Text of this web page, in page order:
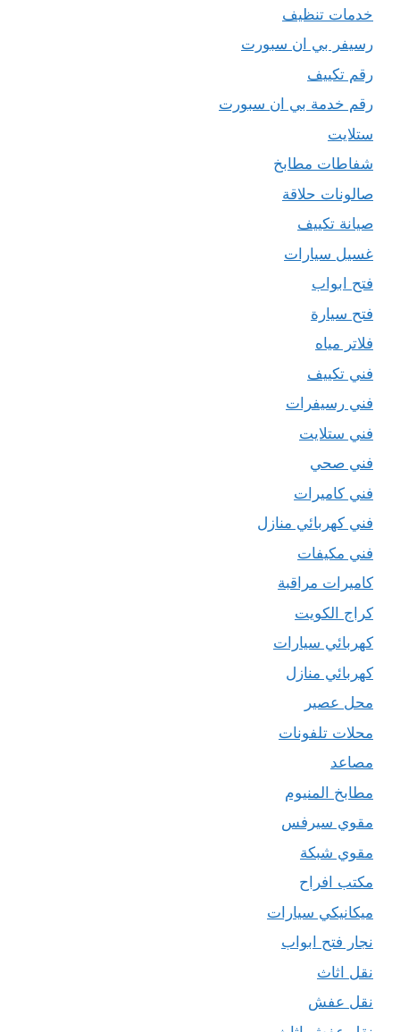
خدمات تنظيف
رسيفر بي ان سبورت
رقم تكييف
رقم خدمة بي ان سبورت
ستلايت
شفاطات مطابخ
صالونات حلاقة
صيانة تكييف
غسيل سيارات
فتح ابواب
فتح سيارة
فلاتر مياه
فني تكييف
فني رسيفرات
فني ستلايت
فني صحي
فني كاميرات
فني كهربائي منازل
فني مكيفات
كاميرات مراقبة
كراج الكويت
كهربائي سيارات
كهربائي منازل
محل عصير
محلات تلفونات
مصاعد
مطابخ المنيوم
مقوي سيرفس
مقوي شبكة
مكتب افراح
ميكانيكي سيارات
نجار فتح ابواب
نقل اثاث
نقل عفش